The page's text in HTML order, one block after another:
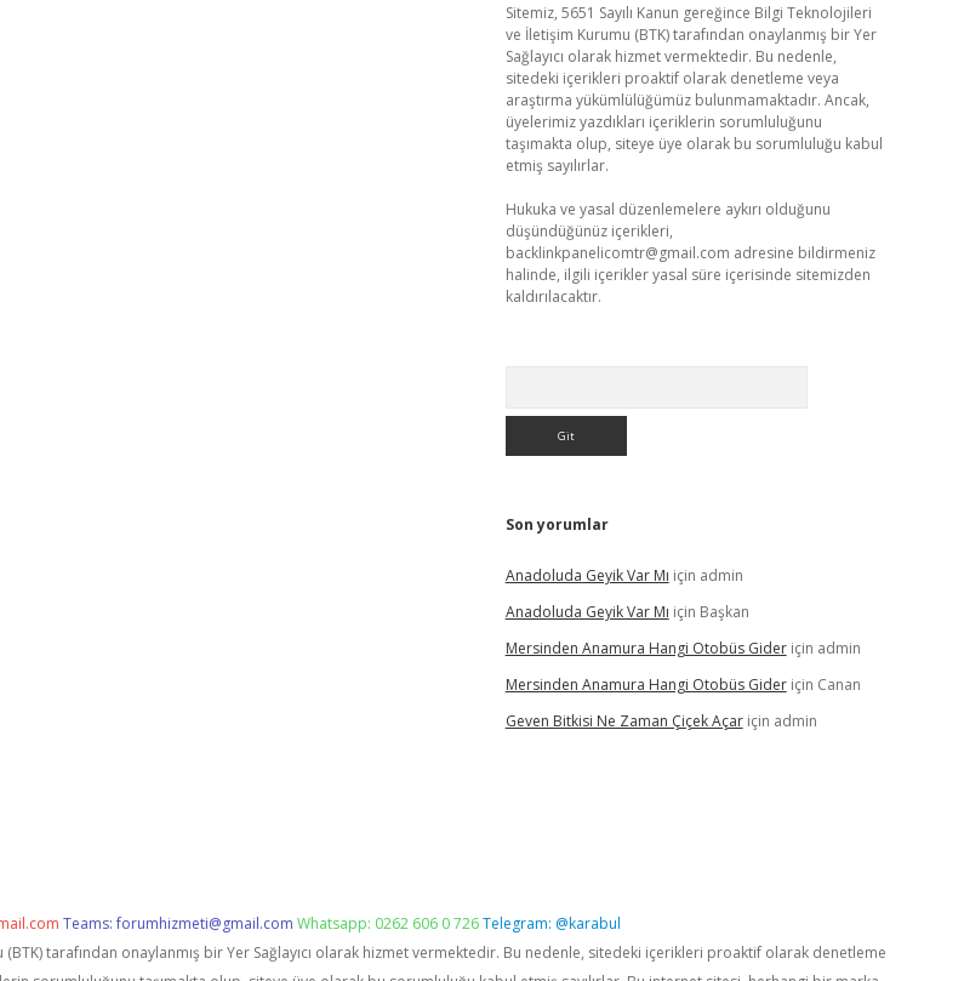
Sitemiz, 5651 Sayılı Kanun gereğince Bilgi Teknolojileri
ve İletişim Kurumu (BTK) tarafından onaylanmış bir Yer
Sağlayıcı olarak hizmet vermektedir. Bu nedenle,
sitedeki içerikleri proaktif olarak denetleme veya
araştırma yükümlülüğümüz bulunmamaktadır. Ancak,
üyelerimiz yazdıkları içeriklerin sorumluluğunu
taşımakta olup, siteye üye olarak bu sorumluluğu kabul
etmiş sayılırlar.
Hukuka ve yasal düzenlemelere aykırı olduğunu
düşündüğünüz içerikleri,
backlinkpanelicomtr@gmail.com adresine bildirmeniz
halinde, ilgili içerikler yasal süre içerisinde sitemizden
kaldırılacaktır.
Son yorumlar
Anadoluda Geyik Var Mı için admin
Anadoluda Geyik Var Mı için Başkan
Mersinden Anamura Hangi Otobüs Gideriçin admin
Mersinden Anamura Hangi Otobüs Gideriçin Canan
Geven Bitkisi Ne Zaman Çiçek Açariçin admin
Teams:forumhizmeti@gmail.com Whatsapp: 0262 606 0 726Telegram: @karabul
tarafından onaylanmış bir Yer Sağlayıcı olarak hizmet vermektedir. Bu nedenle, sitedeki içerikleri proaktif olarak denetleme